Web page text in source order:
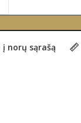
į norų sąrašą